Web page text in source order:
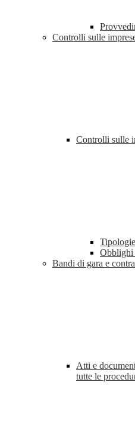
Controlli sulle
Controlli sulle
Obblighi
Bandi di gara e
Atti e
tutte le